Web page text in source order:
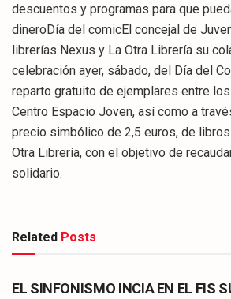
descuentos y programas para que
dineroDía del comicEl concejal de
librerías Nexus y La Otra Librería su
celebración ayer, sábado, del Día del
reparto gratuito de ejemplares entre
Centro Espacio Joven, así como a
precio simbólico de 2,5 euros, de
Otra Librería, con el objetivo de
solidario.
Related Posts
CULTURA
EL SINFONISMO INCIA EN EL FIS